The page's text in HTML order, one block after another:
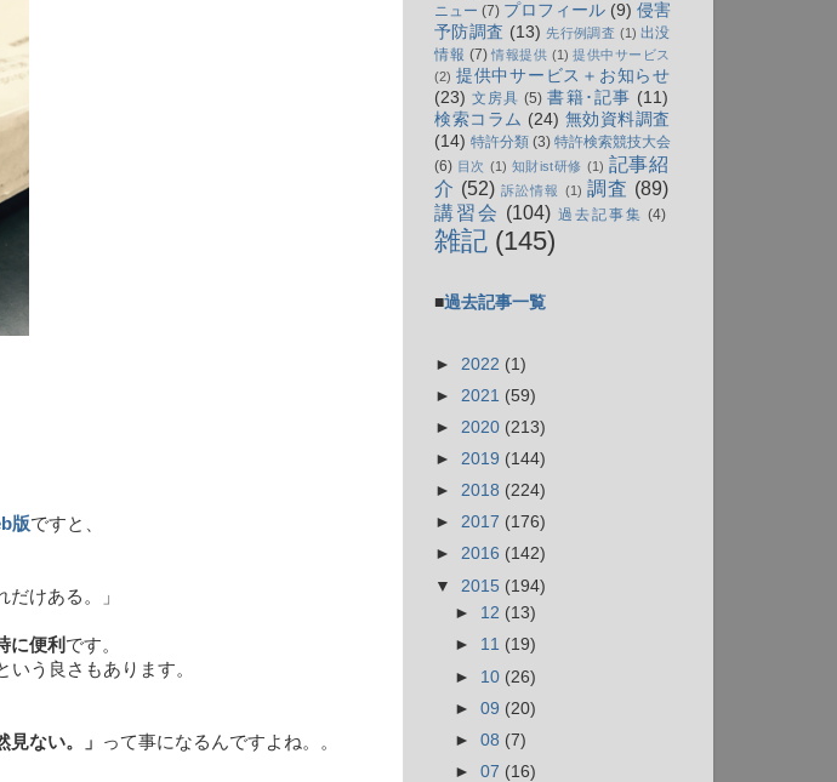
版ですと、
けある。」
に便利 です。
いう良さもあります。
見ない。」 って事になるんですよね。。
ニュー (7) プロフィール (9) 侵害
予防調査 (13) 先行例調査 (1) 出没
情報 (7) 情報提供 (1) 提供中サービス
(2) 提供中サービス＋お知らせ
(23) 文房具 (5) 書籍･記事 (11)
検索コラム (24) 無効資料調査
(14) 特許分類 (3) 特許検索競技大会
(6) 目次 (1) 知財ist研修 (1) 記事紹
介 (52) 訴訟情報 (1) 調査 (89)
講習会 (104) 過去記事集 (4)
雑記 (145)
■過去記事一覧
► 2022 (1)
► 2021 (59)
► 2020 (213)
► 2019 (144)
► 2018 (224)
► 2017 (176)
► 2016 (142)
▼ 2015 (194)
► 12 (13)
► 11 (19)
► 10 (26)
►09 (20)
►08 (7)
►07 (16)